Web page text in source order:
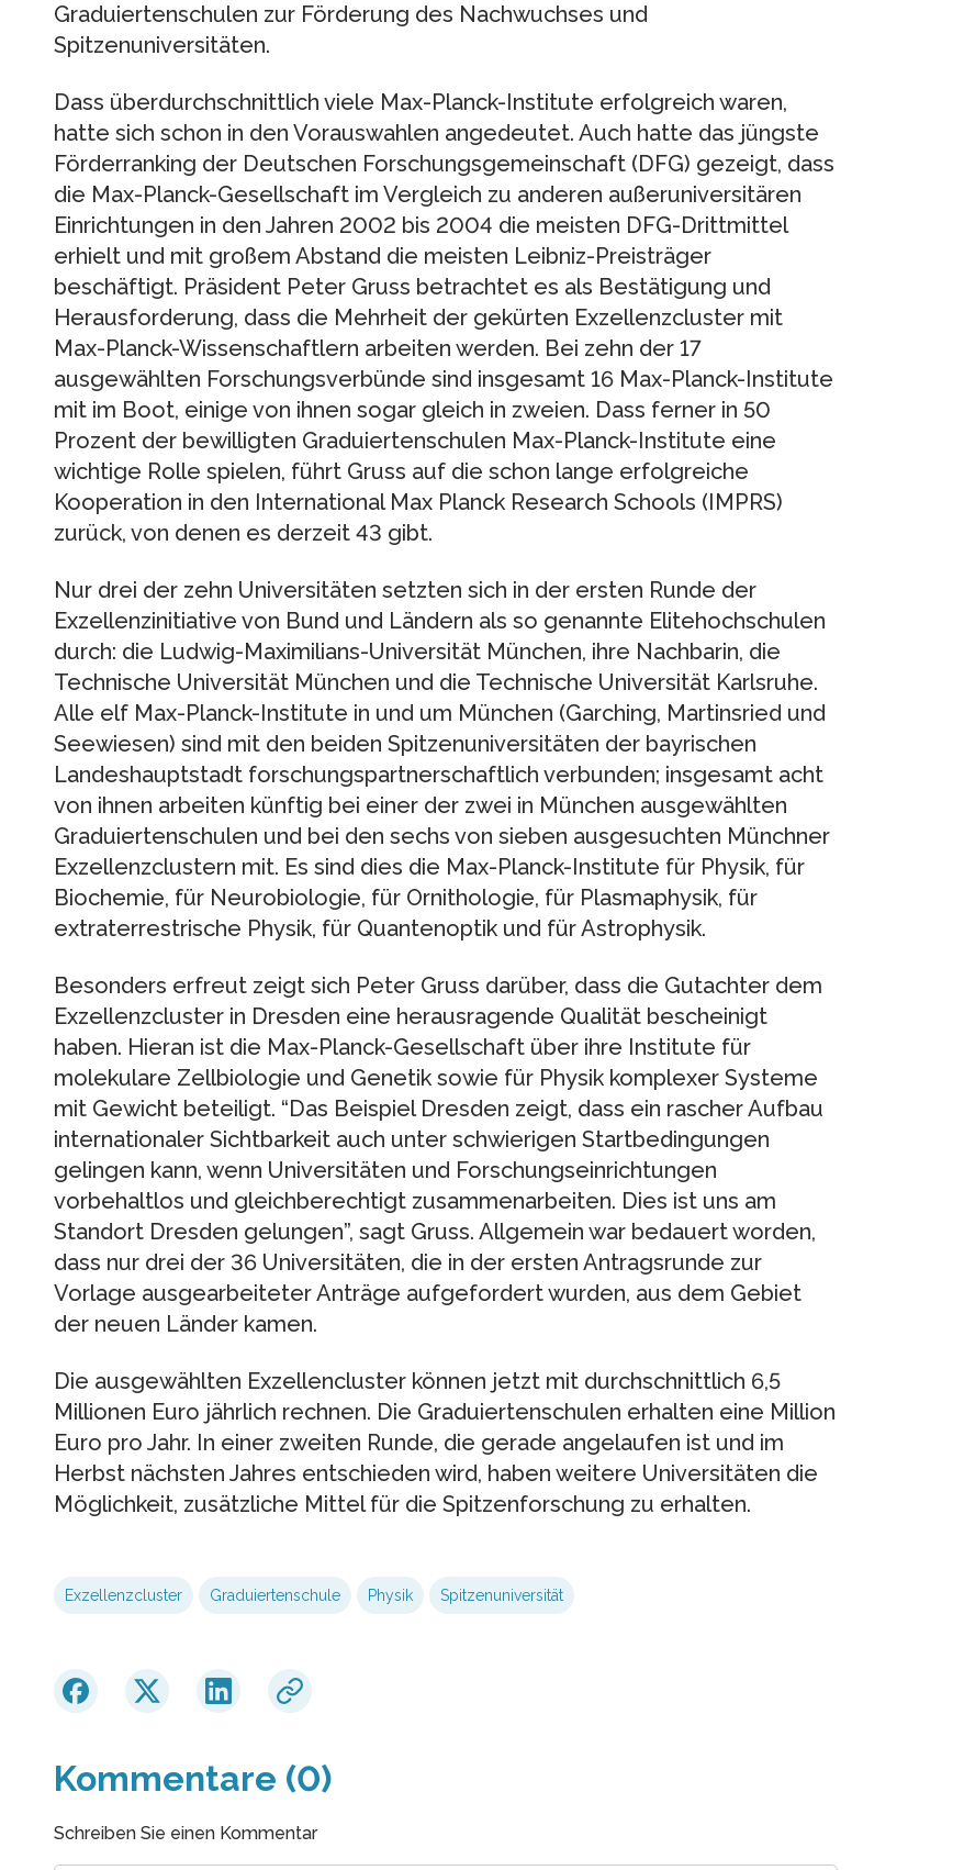
Graduiertenschulen zur Förderung des Nachwuchses und
Spitzenuniversitäten.
Dass überdurchschnittlich viele Max-Planck-Institute erfolgreich waren,
hatte sich schon in den Vorauswahlen angedeutet. Auch hatte das jüngste
Förderranking der Deutschen Forschungsgemeinschaft (DFG) gezeigt, dass
die Max-Planck-Gesellschaft im Vergleich zu anderen außeruniversitären
Einrichtungen in den Jahren 2002 bis 2004 die meisten DFG-Drittmittel
erhielt und mit großem Abstand die meisten Leibniz-Preisträger
beschäftigt. Präsident Peter Gruss betrachtet es als Bestätigung und
Herausforderung, dass die Mehrheit der gekürten Exzellenzcluster mit
Max-Planck-Wissenschaftlern arbeiten werden. Bei zehn der 17
ausgewählten Forschungsverbünde sind insgesamt 16 Max-Planck-Institute
mit im Boot, einige von ihnen sogar gleich in zweien. Dass ferner in 50
Prozent der bewilligten Graduiertenschulen Max-Planck-Institute eine
wichtige Rolle spielen, führt Gruss auf die schon lange erfolgreiche
Kooperation in den International Max Planck Research Schools (IMPRS)
zurück, von denen es derzeit 43 gibt.
Nur drei der zehn Universitäten setzten sich in der ersten Runde der
Exzellenzinitiative von Bund und Ländern als so genannte Elitehochschulen
durch: die Ludwig-Maximilians-Universität München, ihre Nachbarin, die
Technische Universität München und die Technische Universität Karlsruhe.
Alle elf Max-Planck-Institute in und um München (Garching, Martinsried und
Seewiesen) sind mit den beiden Spitzenuniversitäten der bayrischen
Landeshauptstadt forschungspartnerschaftlich verbunden; insgesamt acht
von ihnen arbeiten künftig bei einer der zwei in München ausgewählten
Graduiertenschulen und bei den sechs von sieben ausgesuchten Münchner
Exzellenzclustern mit. Es sind dies die Max-Planck-Institute für Physik, für
Biochemie, für Neurobiologie, für Ornithologie, für Plasmaphysik, für
extraterrestrische Physik, für Quantenoptik und für Astrophysik.
Besonders erfreut zeigt sich Peter Gruss darüber, dass die Gutachter dem
Exzellenzcluster in Dresden eine herausragende Qualität bescheinigt
haben. Hieran ist die Max-Planck-Gesellschaft über ihre Institute für
molekulare Zellbiologie und Genetik sowie für Physik komplexer Systeme
mit Gewicht beteiligt. “Das Beispiel Dresden zeigt, dass ein rascher Aufbau
internationaler Sichtbarkeit auch unter schwierigen Startbedingungen
gelingen kann, wenn Universitäten und Forschungseinrichtungen
vorbehaltlos und gleichberechtigt zusammenarbeiten. Dies ist uns am
Standort Dresden gelungen”, sagt Gruss. Allgemein war bedauert worden,
dass nur drei der 36 Universitäten, die in der ersten Antragsrunde zur
Vorlage ausgearbeiteter Anträge aufgefordert wurden, aus dem Gebiet
der neuen Länder kamen.
Die ausgewählten Exzellencluster können jetzt mit durchschnittlich 6,5
Millionen Euro jährlich rechnen. Die Graduiertenschulen erhalten eine Million
Euro pro Jahr. In einer zweiten Runde, die gerade angelaufen ist und im
Herbst nächsten Jahres entschieden wird, haben weitere Universitäten die
Möglichkeit, zusätzliche Mittel für die Spitzenforschung zu erhalten.
Exzellenzcluster Graduiertenschule Physik Spitzenuniversität
Kommentare (0)
Schreiben Sie einen Kommentar